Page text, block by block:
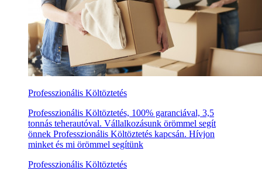
Professzionális Költöztetés
Professzionális Költöztetés, 100% garanciával, 3,5
tonnás teherautóval. Vállalkozásunk örömmel segít
önnek Professzionális Költöztetés kapcsán. Hívjon
minket és mi örömmel segítünk
Professzionális Költöztetés